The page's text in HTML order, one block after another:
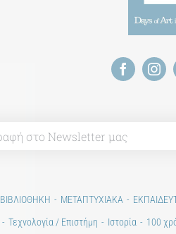
ΒΙΒΛΙΟΘΗΚΗ ΜΕΤΑΠΤΥΧΙΑΚΑ
Τεχνολογία / Επιστήμη Ιστορία 100